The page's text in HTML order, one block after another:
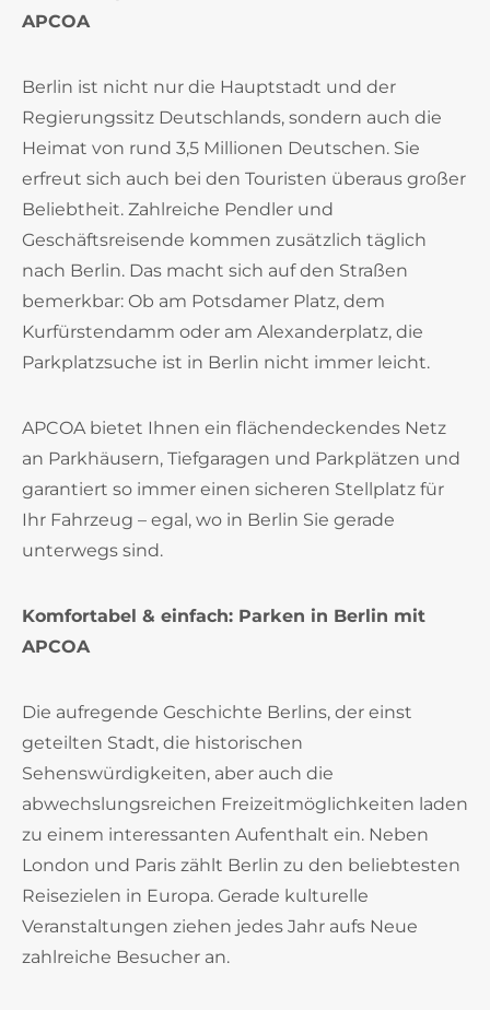
APCOA
Berlin ist nicht nur die Hauptstadt und der
Regierungssitz Deutschlands, sondern auch die
Heimat von rund 3,5 Millionen Deutschen. Sie
erfreut sich auch bei den Touristen überaus großer
Beliebtheit. Zahlreiche Pendler und
Geschäftsreisende kommen zusätzlich täglich
nach Berlin. Das macht sich auf den Straßen
bemerkbar: Ob am Potsdamer Platz, dem
Kurfürstendamm oder am Alexanderplatz, die
Parkplatzsuche ist in Berlin nicht immer leicht.
APCOA bietet Ihnen ein flächendeckendes Netz
an Parkhäusern, Tiefgaragen und Parkplätzen und
garantiert so immer einen sicheren Stellplatz für
Ihr Fahrzeug – egal, wo in Berlin Sie gerade
unterwegs sind.
Komfortabel & einfach: Parken in Berlin mit
APCOA
Die aufregende Geschichte Berlins, der einst
geteilten Stadt, die historischen
Sehenswürdigkeiten, aber auch die
abwechslungsreichen Freizeitmöglichkeiten laden
zu einem interessanten Aufenthalt ein. Neben
London und Paris zählt Berlin zu den beliebtesten
Reisezielen in Europa. Gerade kulturelle
Veranstaltungen ziehen jedes Jahr aufs Neue
zahlreiche Besucher an.